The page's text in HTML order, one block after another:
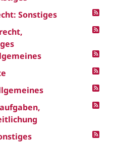
Sonstiges